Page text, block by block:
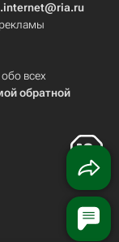
всех
обратной